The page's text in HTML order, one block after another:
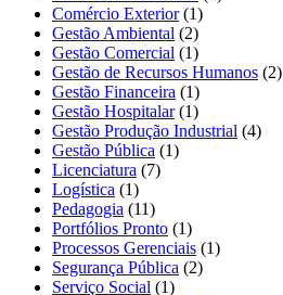
Comércio Exterior(1)
Gestão Ambiental (2)
Gestão Comercial (1)
Gestão de Recursos Humanos (2)
Gestão Financeira (1)
Gestão Hospitalar(1)
Gestão Produção Industrial (4)
Gestão Pública (1)
Licenciatura (7)
Logística (1)
Pedagogia (11)
Portfólios Pronto (1)
Processos Gerenciais (1)
Segurança Pública (2)
Serviço Social (1)